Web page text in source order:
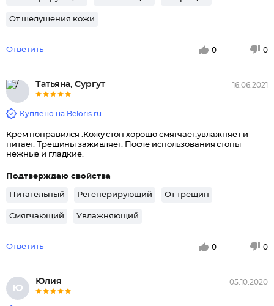
От шелушения кожи
Ответить 0 0
Татьяна, Сургут 16.06.2021
Куплено на Beloris.ru
Крем понравился .Кожу стоп хорошо смягчает,увлажняет и
питает. Трещины заживляет. После использования стопы
нежные и гладкие.
Подтверждаю свойства
Питательный Регенерирующий От трещин
Смягчающий Увлажняющий
Ответить 0 0
Ю
Юлия 05.10.2020